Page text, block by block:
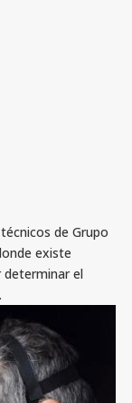
de Grupo
existe
el